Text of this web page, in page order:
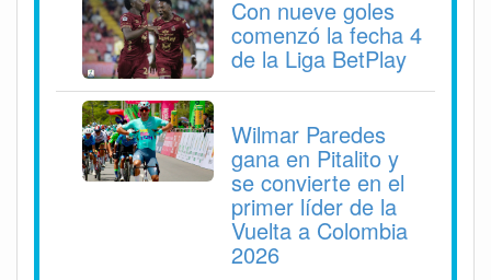
Con nueve goles
comenzó la fecha 4
de la Liga BetPlay
Wilmar Paredes
gana en Pitalito y
se convierte en el
primer líder de la
Vuelta a Colombia
2026